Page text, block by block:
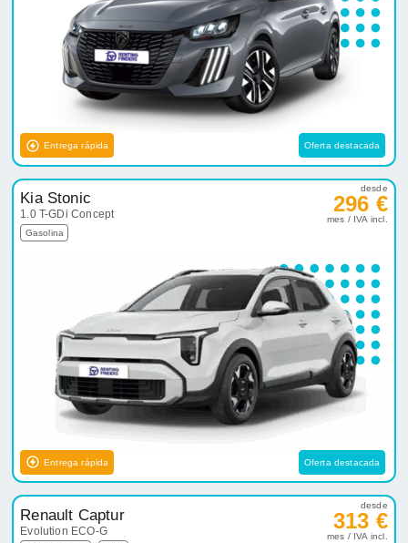
Entrega rápida Oferta destacada
Kia Stonic
1.0 T-GDi Concept
Gasolina
desde
296 €
mes / IVA incl.
Entrega rápida Oferta destacada
Renault Captur
Evolution ECO-G
desde
313 €
mes / IVA incl.